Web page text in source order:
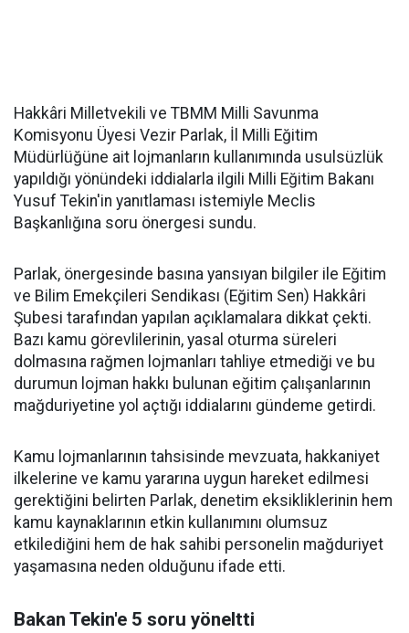
Hakkâri Milletvekili ve TBMM Milli Savunma
Komisyonu Üyesi Vezir Parlak, İl Milli Eğitim
Müdürlüğüne ait lojmanların kullanımında usulsüzlük
yapıldığı yönündeki iddialarla ilgili Milli Eğitim Bakanı
Yusuf Tekin'in yanıtlaması istemiyle Meclis
Başkanlığına soru önergesi sundu.
Parlak, önergesinde basına yansıyan bilgiler ile Eğitim
ve Bilim Emekçileri Sendikası (Eğitim Sen) Hakkâri
Şubesi tarafından yapılan açıklamalara dikkat çekti.
Bazı kamu görevlilerinin, yasal oturma süreleri
dolmasına rağmen lojmanları tahliye etmediği ve bu
durumun lojman hakkı bulunan eğitim çalışanlarının
mağduriyetine yol açtığı iddialarını gündeme getirdi.
Kamu lojmanlarının tahsisinde mevzuata, hakkaniyet
ilkelerine ve kamu yararına uygun hareket edilmesi
gerektiğini belirten Parlak, denetim eksikliklerinin hem
kamu kaynaklarının etkin kullanımını olumsuz
etkilediğini hem de hak sahibi personelin mağduriyet
yaşamasına neden olduğunu ifade etti.
Bakan Tekin'e 5 soru yöneltti